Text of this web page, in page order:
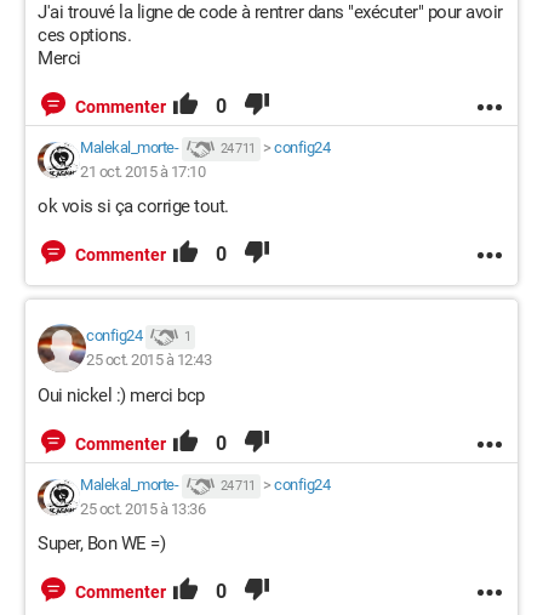
J'ai trouvé la ligne de code à rentrer dans "exécuter" pour avoir
ces options.
Merci
Commenter 0
Malekal_morte- 24 711 > config24
21 oct. 2015 à 17:10
ok vois si ça corrige tout.
Commenter 0
config24 1
25 oct. 2015 à 12:43
Oui nickel :) merci bcp
Commenter 0
Malekal_morte- 24 711 > config24
25 oct. 2015 à 13:36
Super, Bon WE =)
Commenter 0